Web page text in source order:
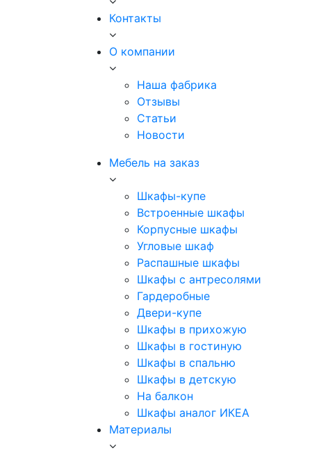
Контакты
О компании
Наша фабрика
Отзывы
Статьи
Новости
Мебель на заказ
Шкафы-купе
Встроенные шкафы
Корпусные шкафы
Угловые шкаф
Распашные шкафы
Шкафы с антресолями
Гардеробные
Двери-купе
Шкафы в прихожую
Шкафы в гостиную
Шкафы в спальню
Шкафы в детскую
На балкон
Шкафы аналог ИКЕА
Материалы